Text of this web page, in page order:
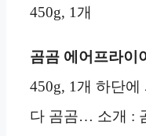
450g, 1개
곰곰 에어프라이
450g, 1개 하단
다 곰곰… 소개 :